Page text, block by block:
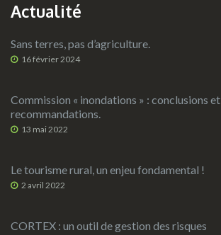
Actualité
Sans terres, pas d’agriculture.
16 février 2024
Commission « inondations » : conclusions et
recommandations.
13 mai 2022
Le tourisme rural, un enjeu fondamental !
2 avril 2022
CORTEX : un outil de gestion des risques